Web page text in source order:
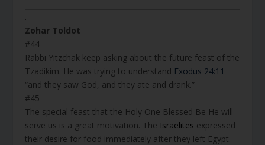
.
Zohar Toldot
#44
Rabbi Yitzchak keep asking about the future feast of the
Tzadikim. He was trying to understand Exodus 24:11
“and they saw God, and they ate and drank.”
#45
The special feast that the Holy One Blessed Be He will
serve us is a great motivation. The Israelites expressed
their desire for food immediately after they left Egypt.